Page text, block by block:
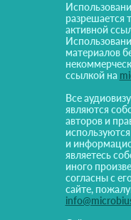
разрешается
активной
материалов
ссылкой на
Все
являются
авторов и
и
являетесь
иного
согласны с
сайте,